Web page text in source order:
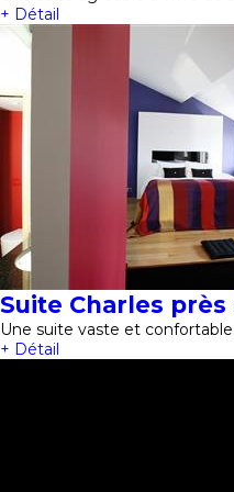
+ Détail
Suite Charles
Une suite vaste et
+ Détail